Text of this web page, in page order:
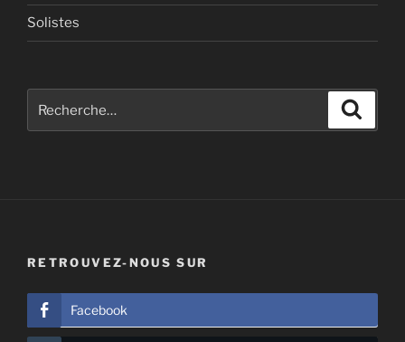
Solistes
pour
RETROUVEZ-NOUS SUR
Facebook